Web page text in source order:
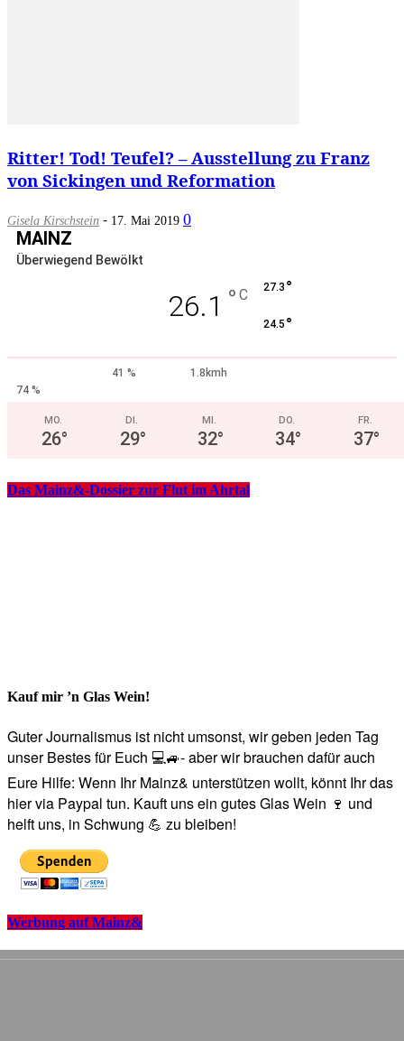
Ritter! Tod! Teufel? – Ausstellung zu Franz
von Sickingen und Reformation
Gisela Kirschstein - 17. Mai 2019 0
MAINZ
Überwiegend Bewölkt
26.1 ° C 27.3 °
24.5 °
41 %
1.8kmh
74 %
MO.
26°
DI.
29°
MI.
32°
DO.
34°
FR.
37°
Das Mainz&-Dossier zur Flut im Ahrtal
Kauf mir ’n Glas Wein!
Guter Journalismus ist nicht umsonst, wir geben jeden Tag
unser Bestes für Euch 💻🚙- aber wir brauchen dafür auch
Eure Hilfe: Wenn Ihr Mainz& unterstützen wollt, könnt Ihr das
hier via Paypal tun. Kauft uns ein gutes Glas Wein 🍷 und
helft uns, in Schwung 💪 zu bleiben!
Werbung auf Mainz&